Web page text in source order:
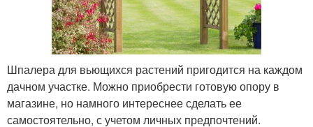
Шпалера для вьющихся растений пригодится на каждом
дачном участке. Можно приобрести готовую опору в
магазине, но намного интереснее сделать ее
самостоятельно, с учетом личных предпочтений.